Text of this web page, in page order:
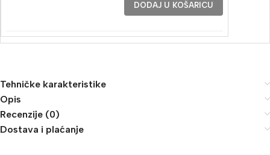
DODAJ U KOŠARICU
Tehničke karakteristike
Opis
Recenzije (0)
Dostava i plaćanje